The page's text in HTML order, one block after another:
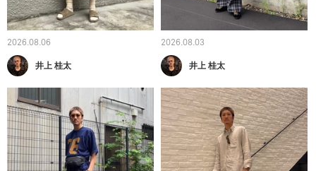
2026.08.06
井上 桂太
2026.08.03
井上 桂太